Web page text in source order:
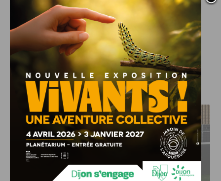
Date :Jeudi 22 mai 2025
Horaires :de 14h à 23h
Entrée gratuite, réservée auxétudiants
Plus d’infos sur :www.crous-bfc.fr
J'AIME LE DFCO